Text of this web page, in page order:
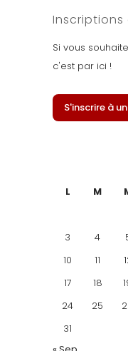
Inscriptions
Si vous
c'est par ici !
S'inscrire à
L M
3
4
10
11
17
18
24
25
31